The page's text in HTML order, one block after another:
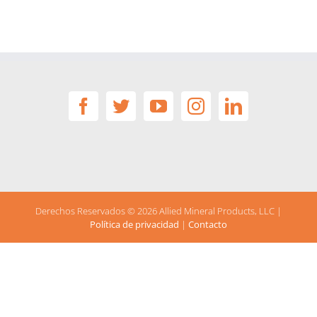
Derechos Reservados ©2026 Allied Mineral Products, LLC |
Política de privacidad | Contacto